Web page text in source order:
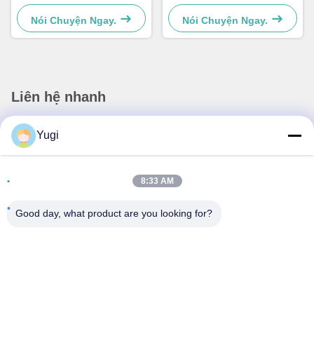
Nói Chuyện Ngay.
tính pin tích hợp
Nói Chuyện Ngay.
Liên hệ nhanh
Địa chỉ
Shunjiang, thị trấn Beijiao, Foshan, Quảng Đông, Trung
Yugi
8:33 AM
Good day, what product are you looking for?